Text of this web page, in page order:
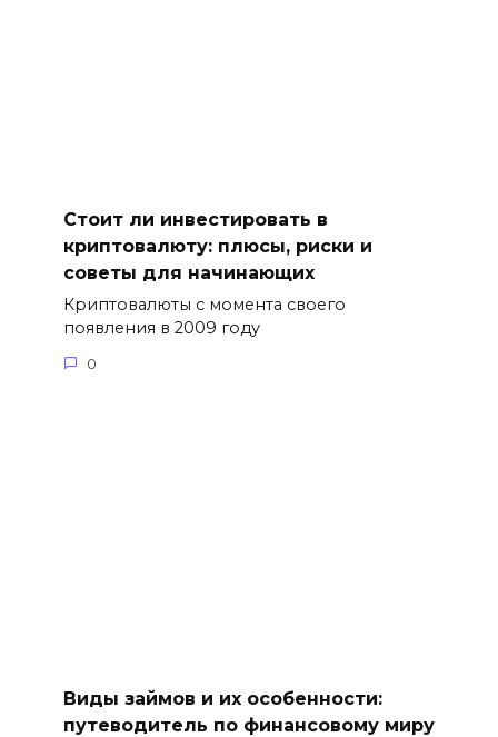
Стоит ли инвестировать в
криптовалюту: плюсы, риски и
советы для начинающих
Криптовалюты с момента своего
появления в 2009 году
0
Виды займов и их особенности:
путеводитель по финансовому миру